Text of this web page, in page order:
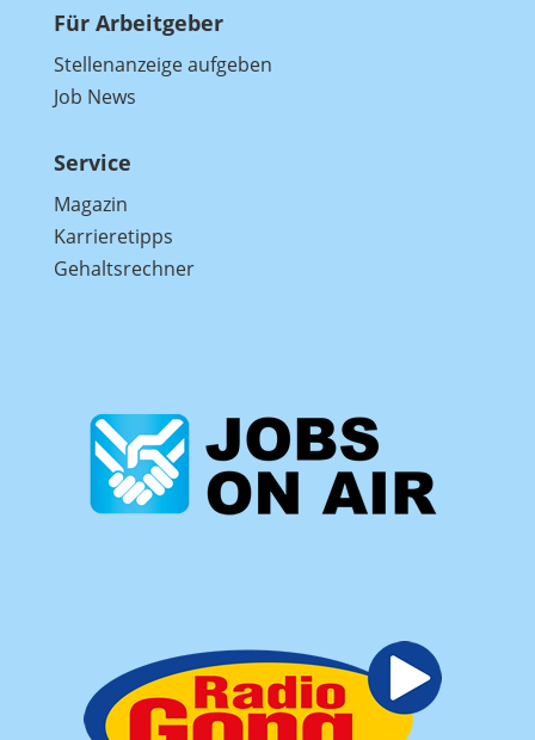
Für Arbeitgeber
Stellenanzeige aufgeben
Job News
Service
Magazin
Karrieretipps
Gehaltsrechner